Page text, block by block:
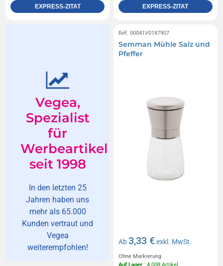
EXPRESS-ZITAT EXPRESS-ZITAT
Vegea,
Spezialist
für
Werbeartikel
seit 1998
In den letzten 25
Jahren haben uns
mehr als 65.000
Kunden vertraut und
Vegea
weiterempfohlen!
Réf. 00041V0187907
Semman Mühle Salz und
Pfeffer
Ab3,33 €exkl. MwSt.
Ohne Markierung